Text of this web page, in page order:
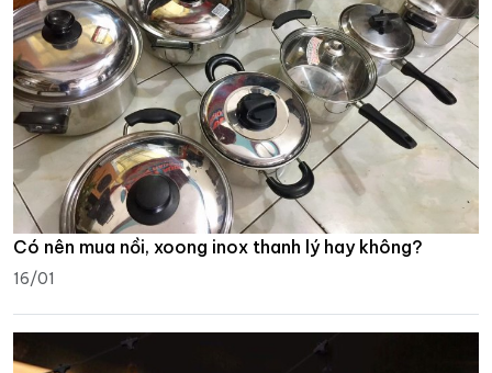
Có nên mua nồi, xoong inox thanh lý hay không?
16/01